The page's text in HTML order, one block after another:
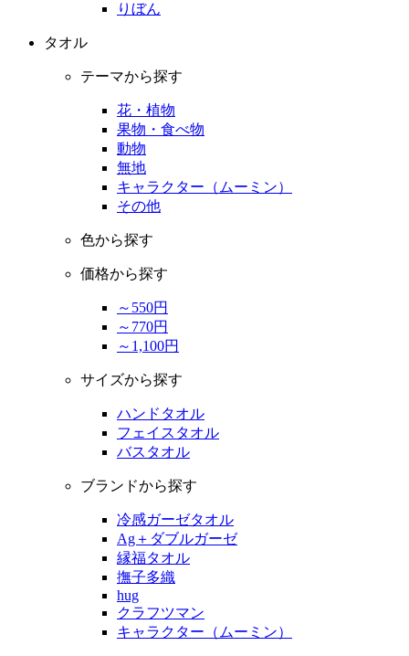
りぼん
タオル
テーマから探す
花・植物
果物・食べ物
動物
無地
キャラクター（ムーミン）
その他
色から探す
価格から探す
～550円
～770円
～1,100円
サイズから探す
ハンドタオル
フェイスタオル
バスタオル
ブランドから探す
冷感ガーゼタオル
Ag＋ダブルガーゼ
縁福タオル
撫子多織
hug
クラフツマン
キャラクター（ムーミン）